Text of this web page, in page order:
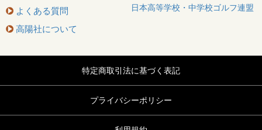
よくある質問
高陽社について
日本高等学校・中学校ゴルフ連盟
特定商取引法に基づく表記
プライバシーポリシー